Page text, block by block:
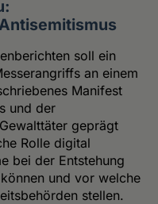
soll ein
an einem
Manifest
und der
geprägt
Rolle digital
bei der Entstehung
und vor welche
stellen.